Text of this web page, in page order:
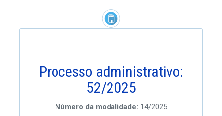
Processo administrativo:
52/2025
Número da modalidade: 14/2025